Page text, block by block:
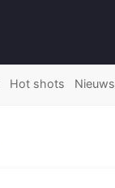
Hot shots Nieuws